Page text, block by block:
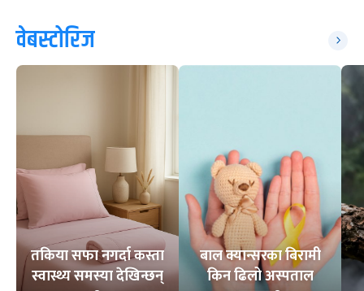
वेबस्टोरिज
तकिया सफा नगर्दा कस्ता
स्वास्थ्य समस्या देखिन्छन्
बाल क्यान्सरका बिरामी
किन ढिलो अस्पताल